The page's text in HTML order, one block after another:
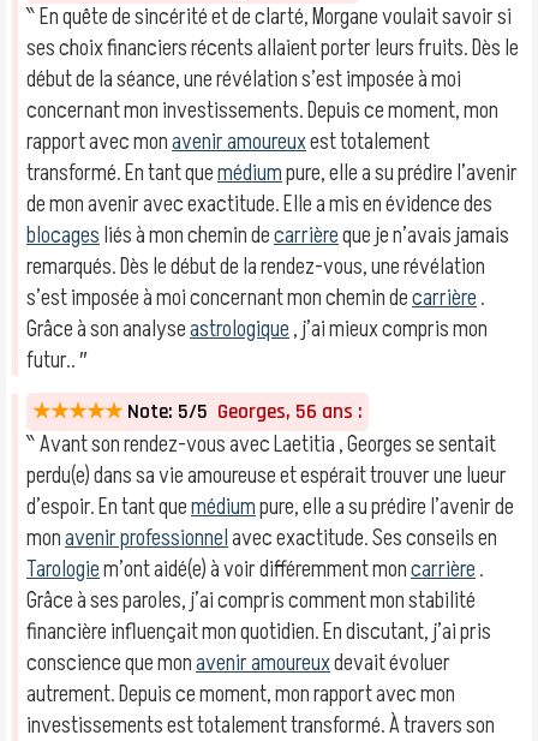
‶ En quête de sincérité et de clarté, Morgane voulait savoir si
ses choix financiers récents allaient porter leurs fruits. Dès le
début de la séance, une révélation s’est imposée à moi
concernant mon investissements. Depuis ce moment, mon
rapport avec monavenir amoureuxest totalement
transformé. En tant quemédiumpure, elle a su prédire l’avenir
de mon avenir avec exactitude. Elle a mis en évidence des
blocagesliés à mon chemin decarrièreque je n’avais jamais
remarqués. Dès le début de la rendez-vous, une révélation
s’est imposée à moi concernant mon chemin decarrière.
Grâce à son analyseastrologique, j’ai mieux compris mon
futur.. ″
★★★★★ Note: 5/5 Georges, 56 ans :
‶ Avant son rendez-vous avec Laetitia , Georges se sentait
perdu(e) dans sa vie amoureuse et espérait trouver une lueur
d’espoir. En tant quemédiumpure, elle a su prédire l’avenir de
monavenir professionnelavec exactitude. Ses conseils en
Tarologiem’ont aidé(e) à voir différemment moncarrière.
Grâce à ses paroles, j’ai compris comment mon stabilité
financière influençait mon quotidien. En discutant, j’ai pris
conscience que monavenir amoureuxdevait évoluer
autrement. Depuis ce moment, mon rapport avec mon
investissements est totalement transformé. À travers son